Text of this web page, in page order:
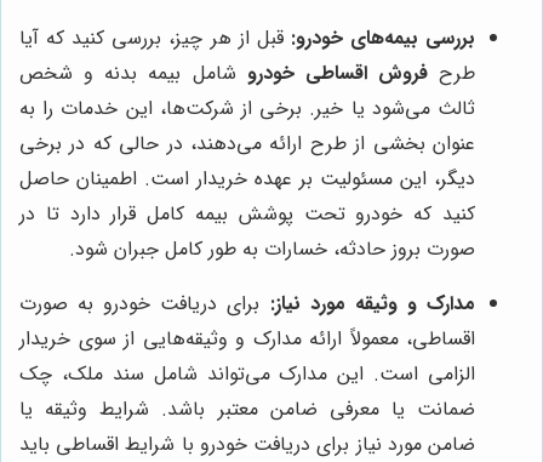
بررسی بیمه‌های خودرو: قبل از هر چیز، بررسی کنید که آیا
طرحفروش اقساطی خودرو شامل بیمه بدنه و شخص
ثالث می‌شود یا خیر. برخی از شرکت‌ها، این خدمات را به
عنوان بخشی از طرح ارائه می‌دهند، در حالی که در برخی
دیگر، این مسئولیت بر عهده خریدار است. اطمینان حاصل
کنید که خودرو تحت پوشش بیمه کامل قرار دارد تا در
صورت بروز حادثه، خسارات به طور کامل جبران شود.
مدارک و وثیقه مورد نیاز: برای دریافت خودرو به صورت
اقساطی، معمولاً ارائه مدارک و وثیقه‌هایی از سوی خریدار
الزامی است. این مدارک می‌تواند شامل سند ملک، چک
ضمانت یا معرفی ضامن معتبر باشد. شرایط وثیقه یا
ضامن مورد نیاز برای دریافت خودرو با شرایط اقساطی باید